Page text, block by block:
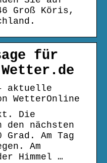
Groß Köris,
für
aktuelle
WetterOnline
Die
nächsten
Am Tag
Am
Himmel …